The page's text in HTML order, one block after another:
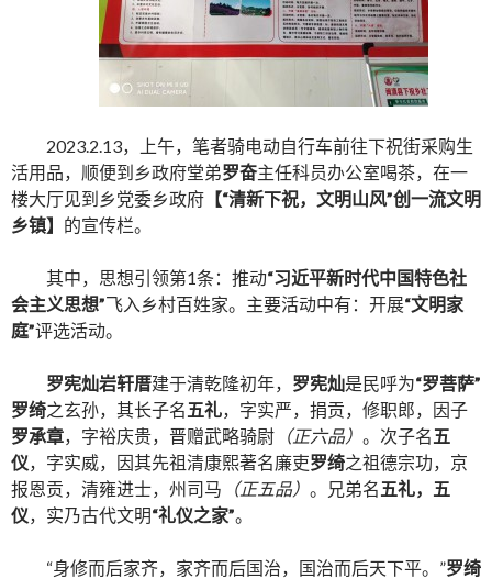
2023.2.13，上午，笔者骑电动自行车前往下祝街采购生
活用品，顺便到乡政府堂弟罗奋主任科员办公室喝茶，在一
楼大厅见到乡党委乡政府 【“清新下祝，文明山风”创一流文明
乡镇】 的宣传栏。
其中，思想引领第1条：推动“习近平新时代中国特色社
会主义思想”飞入乡村百姓家。主要活动中有：开展“文明家
庭”评选活动。
罗宪灿岩轩厝建于清乾隆初年， 罗宪灿是民呼为“罗菩萨”
罗绮之玄孙，其长子名 五礼，字实严，捐贡，修职郎，因子
罗承章，字裕庆贵，晋赠武略骑尉 （正六品） 。次子名 五
仪，字实威，因其先祖清康熙著名廉吏罗绮之祖德宗功，京
报恩贡，清雍进士，州司马 （正五品） 。兄弟名 五礼，五
仪，实乃古代文明“礼仪之家”。
“身修而后家齐，家齐而后国治，国治而后天下平。”罗绮